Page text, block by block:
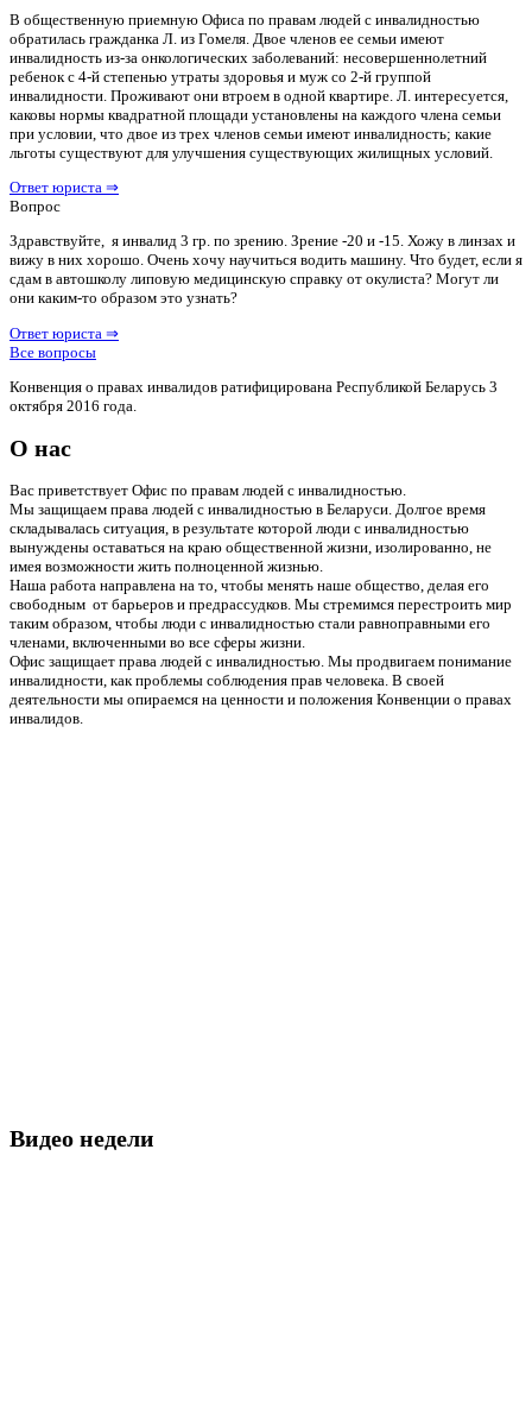
В общественную приемную Офиса по правам людей с инвалидностью
обратилась гражданка Л. из Гомеля. Двое членов ее семьи имеют
инвалидность из-за онкологических заболеваний: несовершеннолетний
ребенок с 4-й степенью утраты здоровья и муж со 2-й группой
инвалидности. Проживают они втроем в одной квартире. Л. интересуется,
каковы нормы квадратной площади установлены на каждого члена семьи
при условии, что двое из трех членов семьи имеют инвалидность; какие
льготы существуют для улучшения существующих жилищных условий.
Ответ юриста ⇒
Вопрос
Здравствуйте, я инвалид 3 гр. по зрению. Зрение -20 и -15. Хожу в линзах и
вижу в них хорошо. Очень хочу научиться водить машину. Что будет, если я
сдам в автошколу липовую медицинскую справку от окулиста? Могут ли
они каким-то образом это узнать?
Ответ юриста ⇒
Все вопросы
Конвенция о правах инвалидов ратифицирована Республикой Беларусь 3
октября 2016 года.
О нас
Вас приветствует Офис по правам людей с инвалидностью.
Мы защищаем права людей с инвалидностью в Беларуси. Долгое время
складывалась ситуация, в результате которой люди с инвалидностью
вынуждены оставаться на краю общественной жизни, изолированно, не
имея возможности жить полноценной жизнью.
Наша работа направлена на то, чтобы менять наше общество, делая его
свободным от барьеров и предрассудков. Мы стремимся перестроить мир
таким образом, чтобы люди с инвалидностью стали равноправными его
членами, включенными во все сферы жизни.
Офис защищает права людей с инвалидностью. Мы продвигаем понимание
инвалидности, как проблемы соблюдения прав человека. В своей
деятельности мы опираемся на ценности и положения Конвенции о правах
инвалидов.
Видео недели